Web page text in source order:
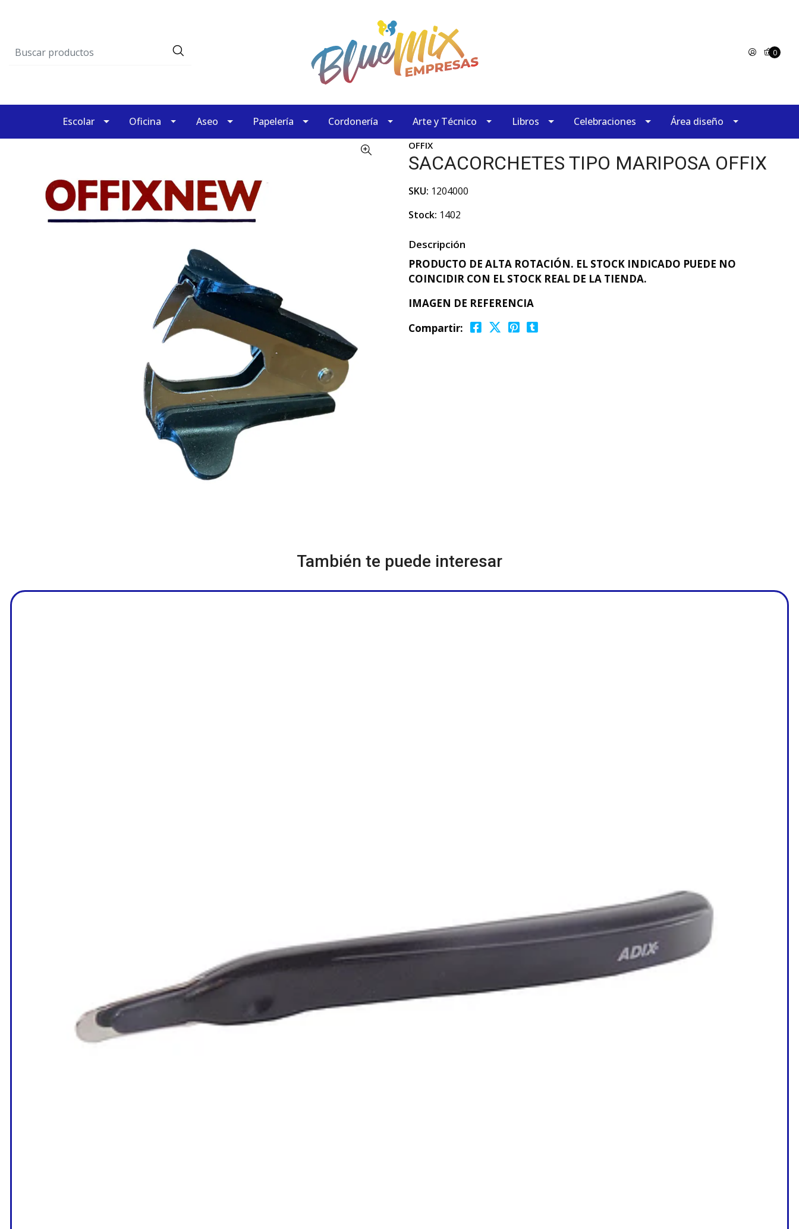
0
Escolar Oficina Aseo Papelería Cordonería Arte y Técnico Libros Celebraciones Área diseño
OFFIX
SACACORCHETES TIPO MARIPOSA OFFIX
SKU: 1204000
Stock: 1402
Descripción
PRODUCTO DE ALTA ROTACIÓN. EL STOCK INDICADO PUEDE NO
COINCIDIR CON EL STOCK REAL DE LA TIENDA.
IMAGEN DE REFERENCIA
Compartir:
También te puede interesar